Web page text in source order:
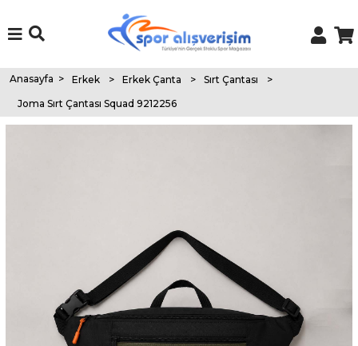
Anasayfa > Erkek > Erkek Çanta > Sırt Çantası
>
Joma Sırt Çantası Squad 9212256